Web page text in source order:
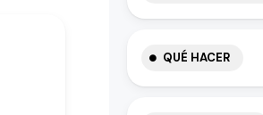
QUÉ HACER